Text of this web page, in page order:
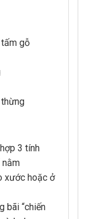
gỗ
3 tính
nằm
xước hoặc ở
bãi “chiến